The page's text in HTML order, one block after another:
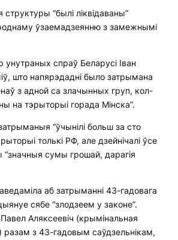
“былі ліквідаваны”
ўзаемадзеянню з замежнымі
унутраных спраў Беларусі Іван
што напярэдадні было затрымана
з адной са злачынных груп, кол-
на тэрыторыі горада Мінска”.
“ўчынілі больш за сто
толькі РФ, але дзейнічалі ўсе
“значныя сумы грошай, дарагія
аб затрыманні 43-гадовага
сябе “злодзеем у законе”.
Аляксеевіч (крымінальная
разам з 43-гадовым саўдзельнікам,